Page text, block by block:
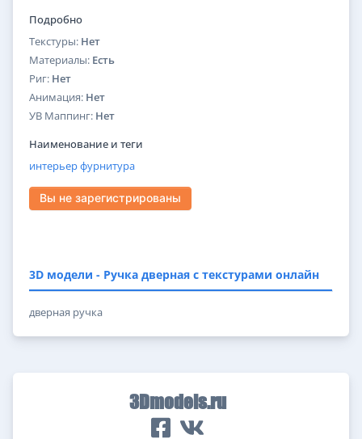
Подробно
Текстуры: Нет
Материалы: Есть
Риг: Нет
Анимация: Нет
УВ Маппинг: Нет
Наименование и теги
интерьерфурнитура
Вы не зарегистрированы
3D модели - Ручка дверная с текстурами онлайн
дверная ручка
3Dmodels.ru